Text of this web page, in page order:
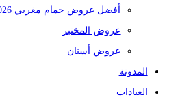
أفضل عروض حمام مغربي 2026
عروض المختبر
عروض أسنان
المدونة
العيادات